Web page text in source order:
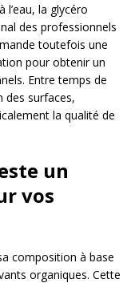
l’eau, la glycéro
des professionnels
toutefois une
pour obtenir un
Entre temps de
des surfaces,
la qualité de
un
vos
composition à base
organiques. Cette